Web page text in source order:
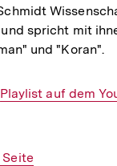
spricht mit
und "Koran".
Externer
Playlist auf dem